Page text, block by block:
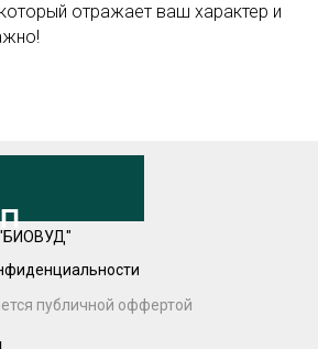
отражает ваш характер и
публичной оффертой